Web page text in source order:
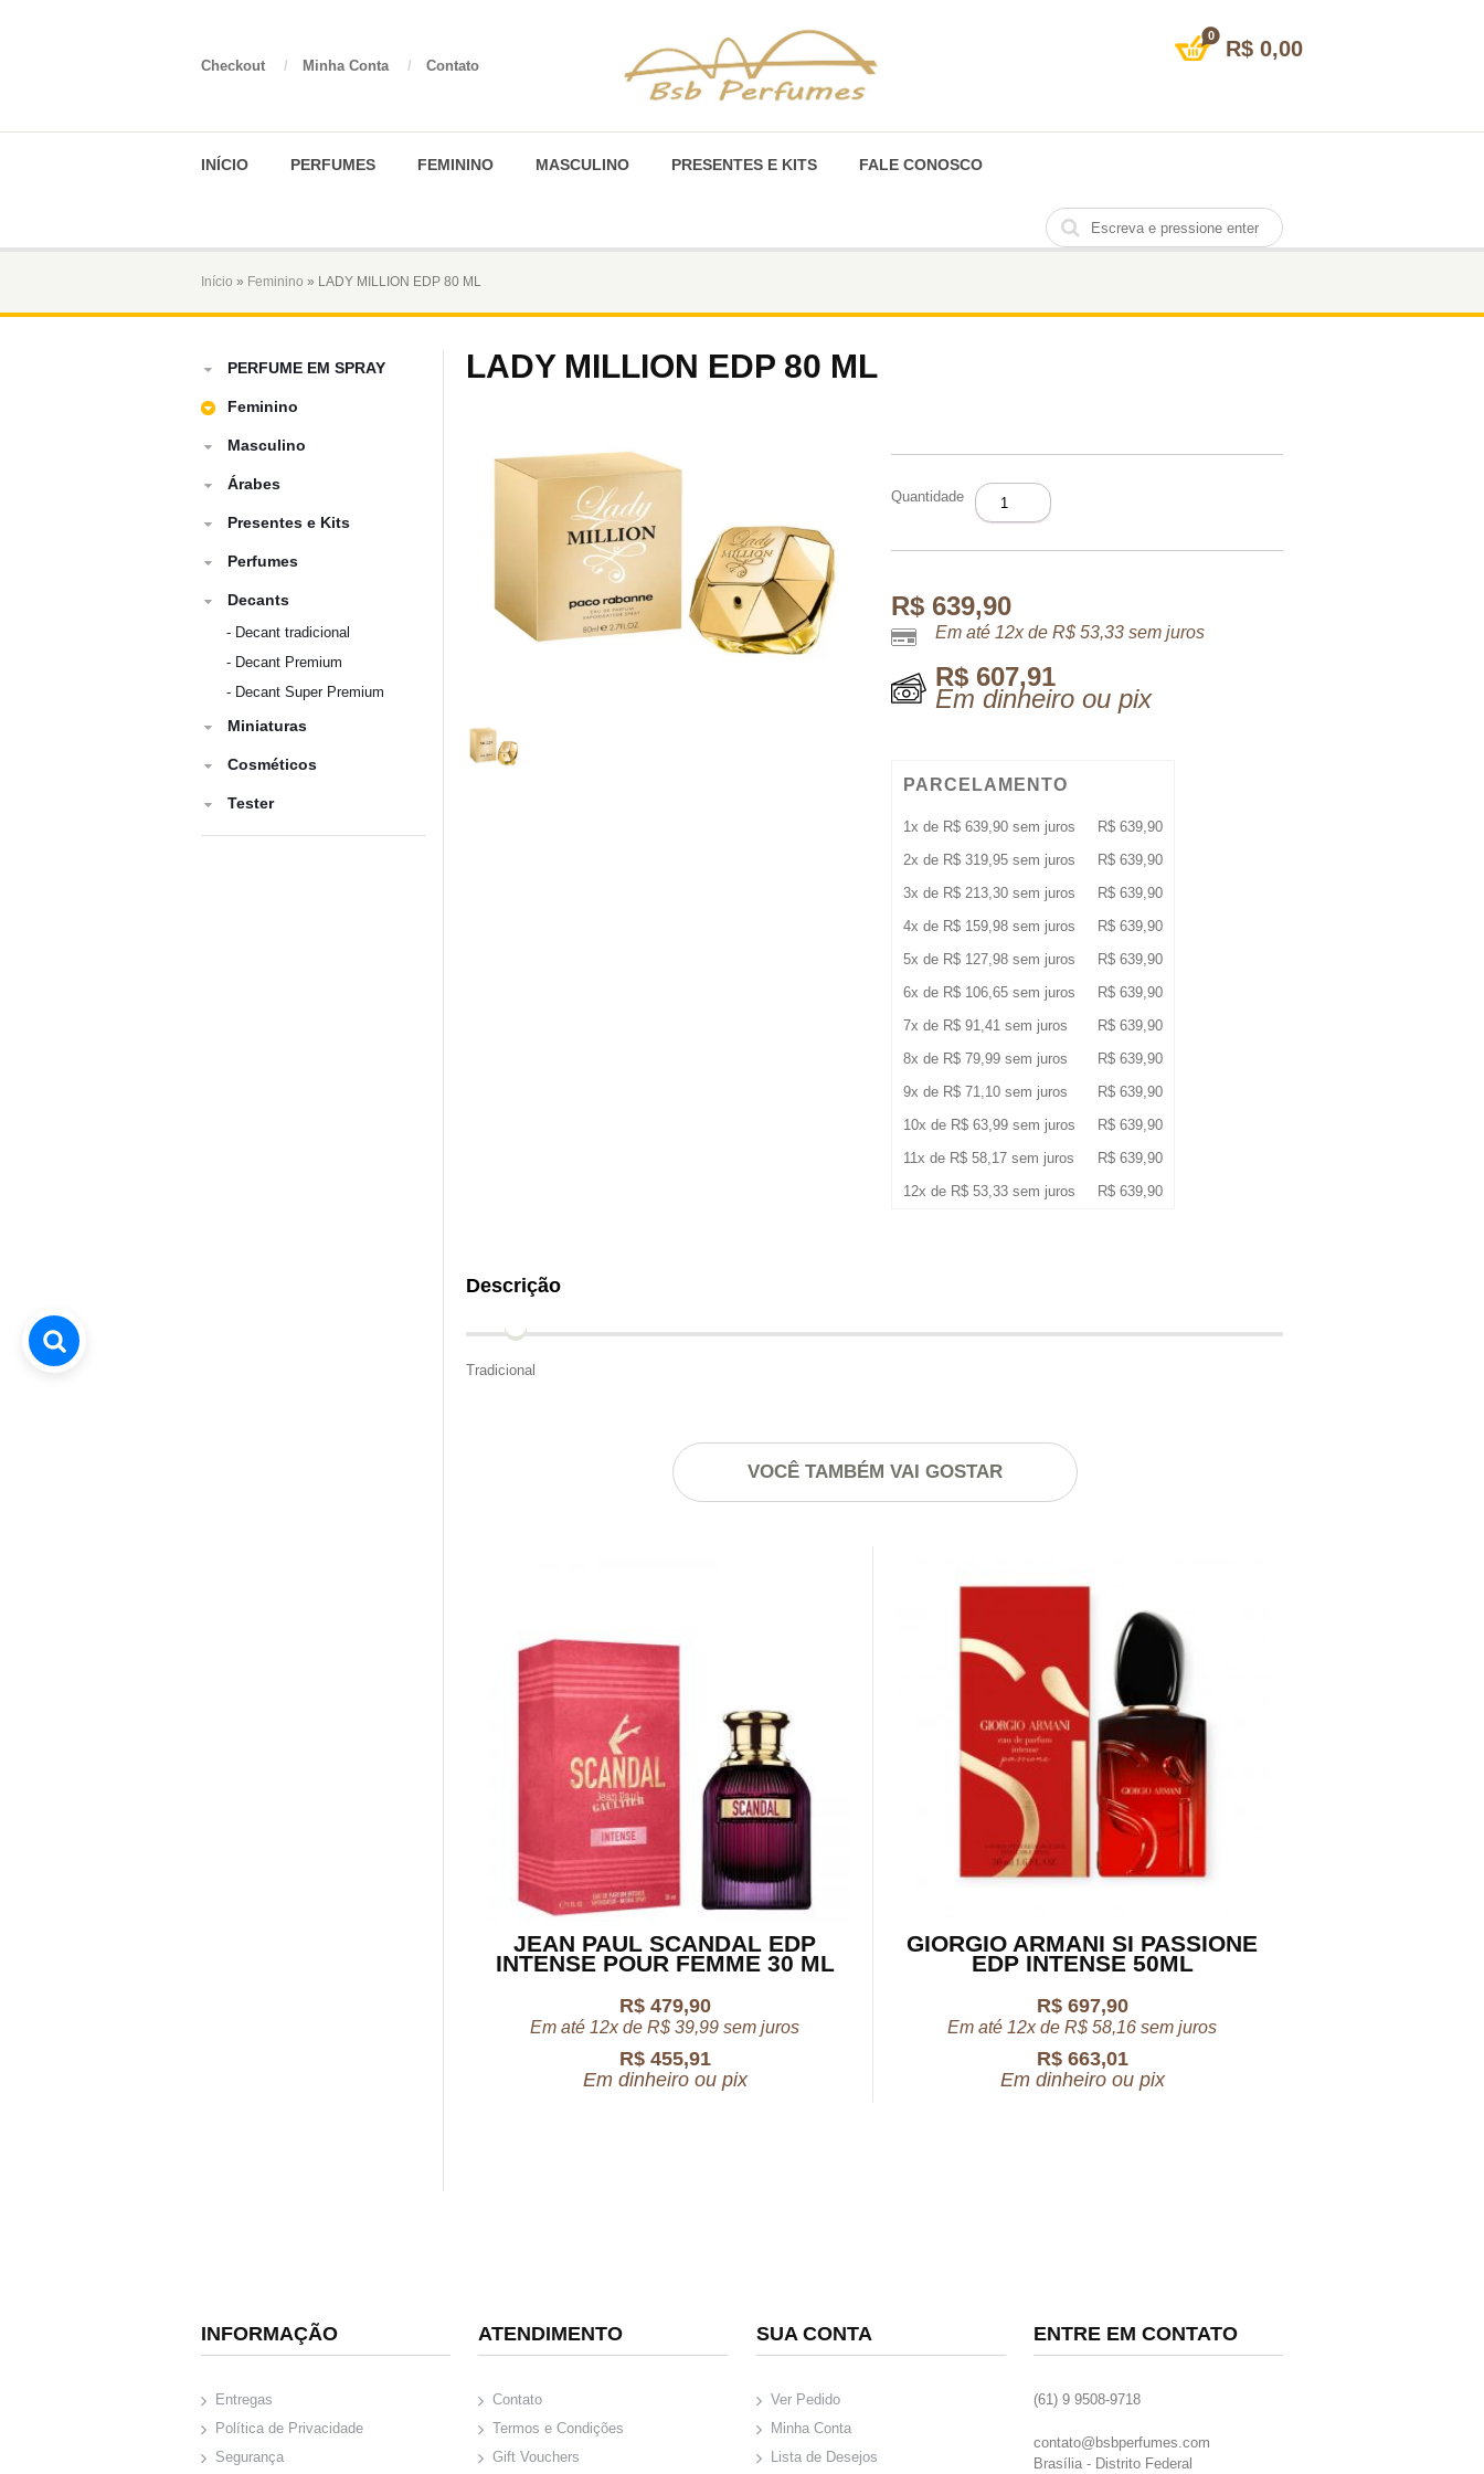
Checkout / Minha Conta / Contato
0
R$ 0,00
INÍCIO PERFUMES FEMININO MASCULINO PRESENTES E KITS FALE CONOSCO
Início » Feminino » LADY MILLION EDP 80 ML
PERFUME EM SPRAY
Feminino
Masculino
Árabes
Presentes e Kits
Perfumes
Decants
- Decant tradicional
- Decant Premium
- Decant Super Premium
Miniaturas
Cosméticos
Tester
LADY MILLION EDP 80 ML
Quantidade
LADY
MILLION
80
quantidade
R$639,90
Em até 12x de R$53,33sem juros
R$607,91
Em dinheiro ou pix
PARCELAMENTO
1x de R$639,90sem juros R$639,90
2x de R$319,95sem juros R$639,90
3x de R$213,30sem juros R$639,90
4x de R$159,98sem juros R$639,90
5x de R$127,98sem juros R$639,90
6x de R$106,65sem juros R$639,90
7x de R$91,41sem juros R$639,90
8x de R$79,99sem juros R$639,90
9x de R$71,10sem juros R$639,90
10x de R$63,99sem juros R$639,90
11x de R$58,17sem juros R$639,90
12x de R$53,33sem juros R$639,90
Descrição
Tradicional
VOCÊ TAMBÉM VAI GOSTAR
JEAN PAUL SCANDAL EDP
INTENSE POUR FEMME 30 ML
R$479,90
Em até 12x deR$ 39,99 sem juros
R$455,91
Em dinheiro ou pix
GIORGIO ARMANI SI PASSIONE
EDP INTENSE 50ML
R$697,90
Em até 12x deR$ 58,16 sem juros
R$663,01
Em dinheiro ou pix
INFORMAÇÃO
Entregas
Política de Privacidade
Segurança
ATENDIMENTO
Contato
Termos e Condições
Gift Vouchers
SUA CONTA
Ver Pedido
Minha Conta
Lista de Desejos
ENTRE EM CONTATO
(61) 9 9508-9718
contato@bsbperfumes.com
Brasília - Distrito Federal